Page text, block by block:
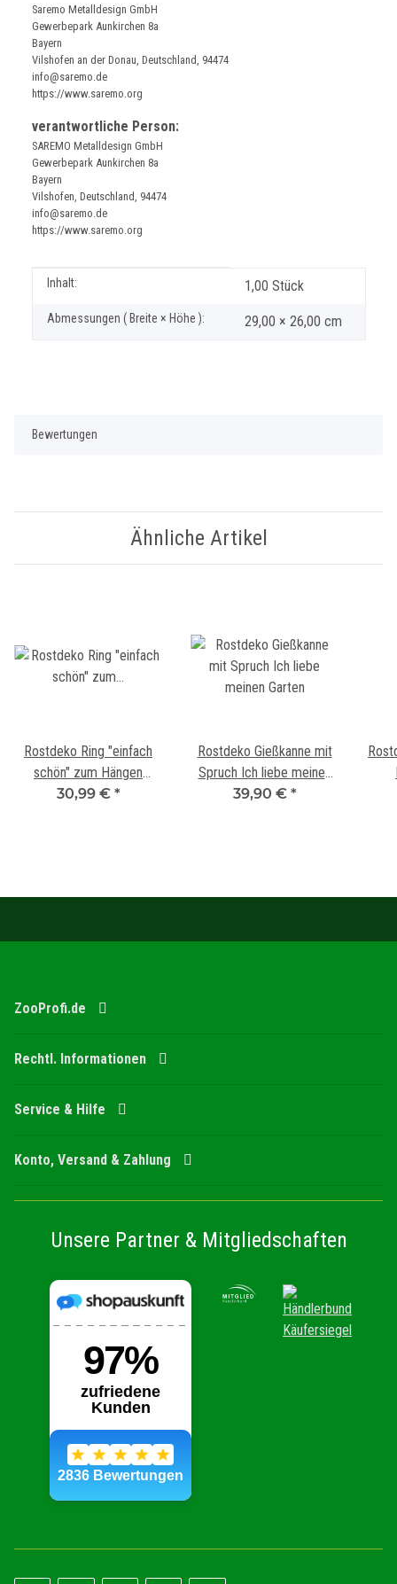
Saremo Metalldesign GmbH
Gewerbepark Aunkirchen 8a
Bayern
Vilshofen an der Donau, Deutschland, 94474
info@saremo.de
https://www.saremo.org
verantwortliche Person:
SAREMO Metalldesign GmbH
Gewerbepark Aunkirchen 8a
Bayern
Vilshofen, Deutschland, 94474
info@saremo.de
https://www.saremo.org
Produkteigenschaft
Wert
Inhalt: 1,00 Stück
Abmessungen ( Breite × Höhe ): 29,00 × 26,00 cm
Bewertungen
Ähnliche Artikel
Rostdeko Ring "einfach
schön" zum Hängen
D:40cm
30,99 € *
Rostdeko Gießkanne mit
Spruch Ich liebe meinen
Garten
39,90 € *
ZooProfi.de
Rechtl. Informationen
Service & Hilfe
Konto, Versand & Zahlung
Unsere Partner & Mitgliedschaften